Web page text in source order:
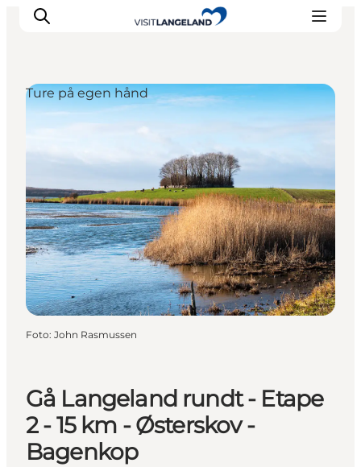
Byer og øer
Outdoor
Overnatning
Planlæg ferie
Gå Langeland rundt - Etape
2 - 15 km - Østerskov -
Bagenkop
Ture på egen hånd
Foto: John Rasmussen